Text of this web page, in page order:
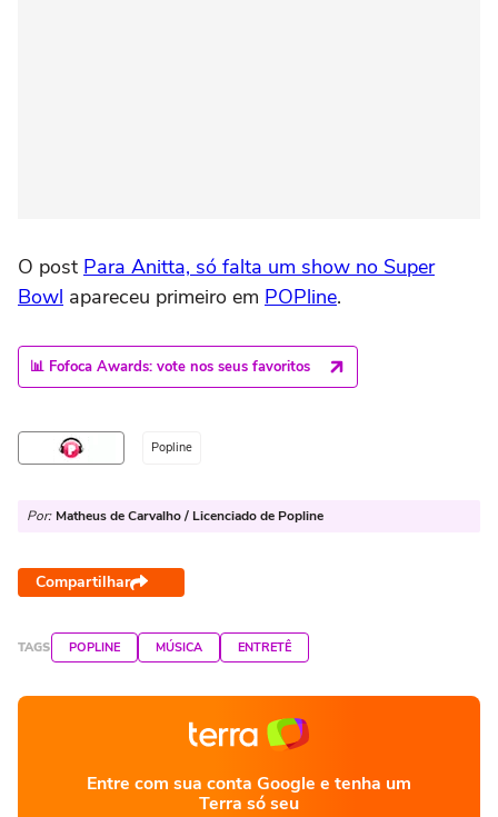
O post Para Anitta, só falta um show no Super
Bowl apareceu primeiro em POPline.
📊 Fofoca Awards: vote nos seus favoritos
Popline
Por: Matheus de Carvalho / Licenciado de Popline
Compartilhar
TAGS POPLINE MÚSICA ENTRETÊ
Entre com sua conta Google e tenha um
Terra só seu